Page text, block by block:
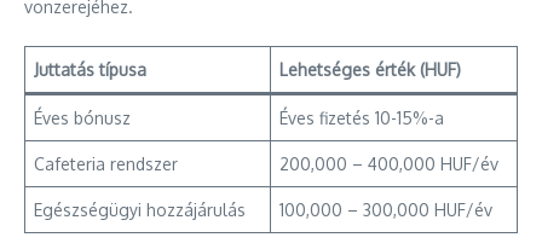
vonzerejéhez.
Juttatás típusa Lehetséges érték (HUF)
Éves bónusz Éves fizetés 10-15%-a
Cafeteria rendszer 200,000 – 400,000 HUF/év
Egészségügyi hozzájárulás 100,000 – 300,000 HUF/év